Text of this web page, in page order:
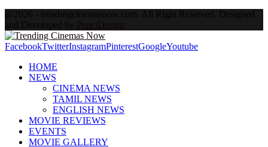
@2026 - trendingcinemasnow.com. All Right Reserved. Designed
and Developed by PenciDesign
FacebookTwitterInstagramPinterestGoogleYoutube
HOME
NEWS
CINEMA NEWS
TAMIL NEWS
ENGLISH NEWS
MOVIE REVIEWS
EVENTS
MOVIE GALLERY